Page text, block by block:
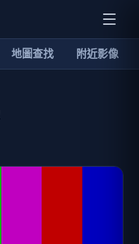
地圖查找 附近影像